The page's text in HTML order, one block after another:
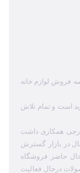
کار خود را در عرصه فروش لوازم خانه
است و تمام تلاش
خارجی همکاری داشت
در بازار گسترش
حاضر فروشگاه
درحال فعالیت